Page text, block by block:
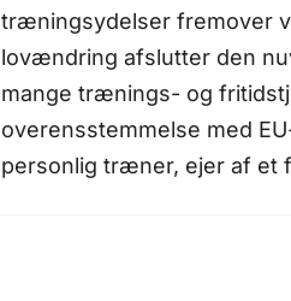
træningsydelser fremover
lovændring afslutter den
mange trænings- og
overensstemmelse med
personlig træner, ejer af et